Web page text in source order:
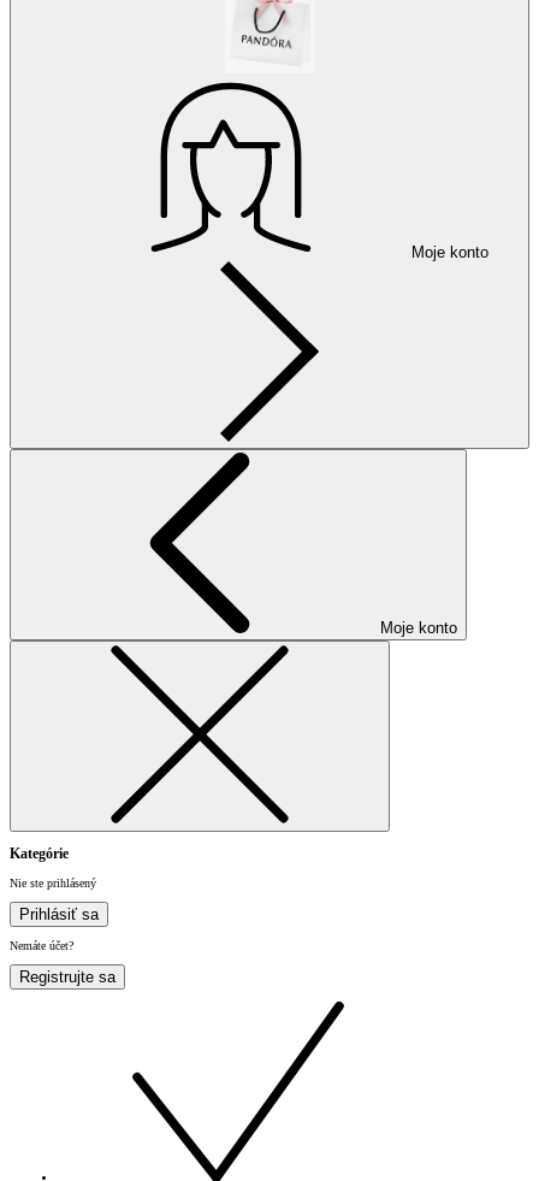
Moje konto
Moje konto
Kategórie
Nie ste prihlásený
Prihlásiť sa
Nemáte účet?
Registrujte sa